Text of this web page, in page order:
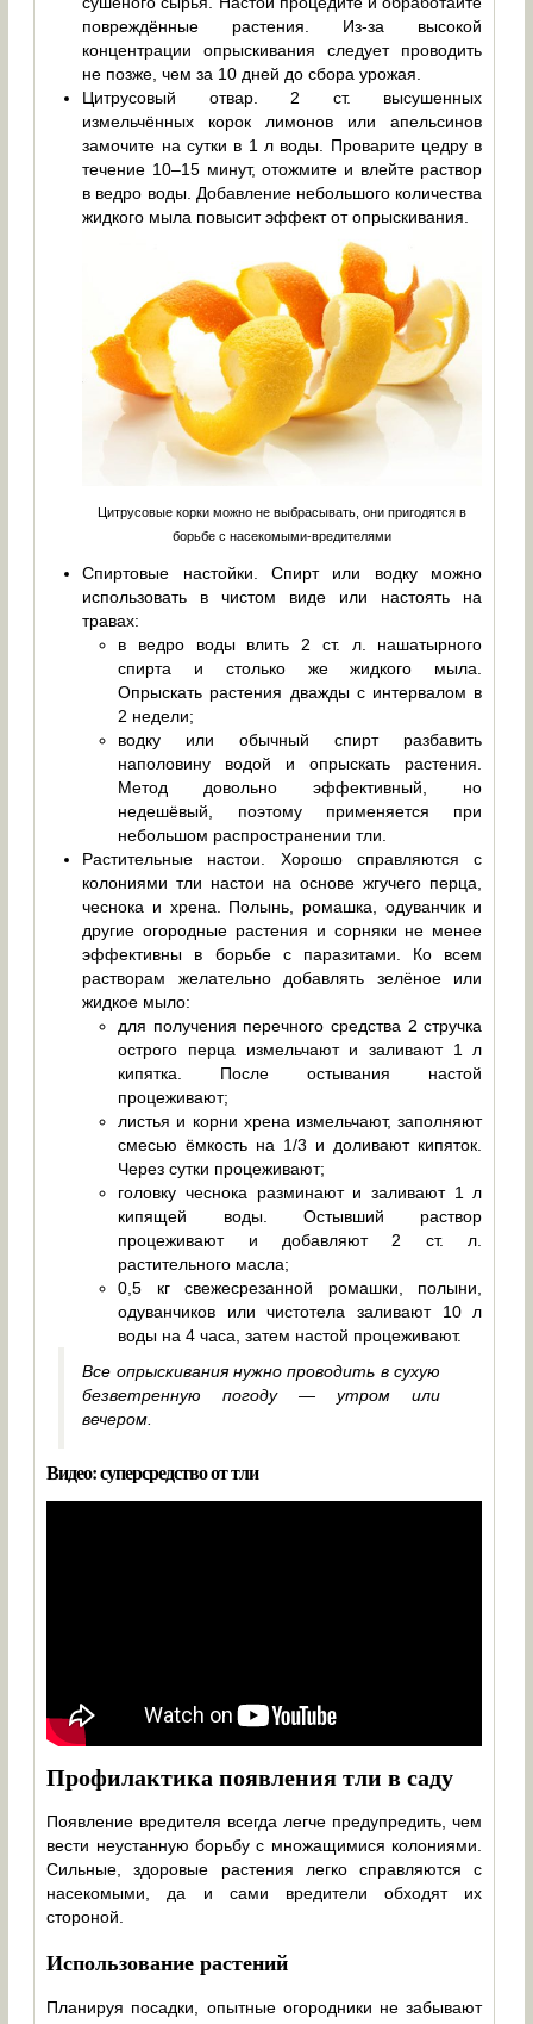
повреждённые растения. Из-за высокой
концентрации опрыскивания следует проводить
не позже, чем за 10 дней до сбора урожая.
Цитрусовый отвар. 2 ст. высушенных
измельчённых корок лимонов или апельсинов
замочите на сутки в 1 л воды. Проварите цедру в
течение 10–15 минут, отожмите и влейте раствор
в ведро воды. Добавление небольшого количества
жидкого мыла повысит эффект от опрыскивания.
Цитрусовые корки можно не выбрасывать, они пригодятся в
борьбе с насекомыми-вредителями
Спиртовые настойки. Спирт или водку можно
использовать в чистом виде или настоять на
травах:
в ведро воды влить 2 ст. л. нашатырного
спирта и столько же жидкого мыла.
Опрыскать растения дважды с интервалом в
2 недели;
водку или обычный спирт разбавить
наполовину водой и опрыскать растения.
Метод довольно эффективный, но
недешёвый, поэтому применяется при
небольшом распространении тли.
Растительные настои. Хорошо справляются с
колониями тли настои на основе жгучего перца,
чеснока и хрена. Полынь, ромашка, одуванчик и
другие огородные растения и сорняки не менее
эффективны в борьбе с паразитами. Ко всем
растворам желательно добавлять зелёное или
жидкое мыло:
для получения перечного средства 2 стручка
острого перца измельчают и заливают 1 л
кипятка. После остывания настой
процеживают;
листья и корни хрена измельчают, заполняют
смесью ёмкость на 1/3 и доливают кипяток.
Через сутки процеживают;
головку чеснока разминают и заливают 1 л
кипящей воды. Остывший раствор
процеживают и добавляют 2 ст. л.
растительного масла;
0,5 кг свежесрезанной ромашки, полыни,
одуванчиков или чистотела заливают 10 л
воды на 4 часа, затем настой процеживают.
Все опрыскивания нужно проводить в сухую
безветренную погоду — утром или
вечером.
Видео: суперсредство от тли
Профилактика появления тли в саду
Появление вредителя всегда легче предупредить, чем
вести неустанную борьбу с множащимися колониями.
Сильные, здоровые растения легко справляются с
насекомыми, да и сами вредители обходят их
стороной.
Использование растений
Планируя посадки, опытные огородники не забывают